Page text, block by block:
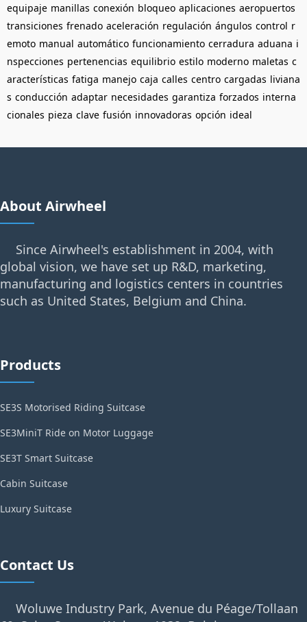
equipaje manillas conexión bloqueo aplicaciones aeropuertos
transiciones frenado aceleración regulación ángulos control r
emoto manual automático funcionamiento cerradura aduana i
nspecciones pertenencias equilibrio estilo moderno maletas c
aracterísticas fatiga manejo caja calles centro cargadas liviana
s conducción adaptar necesidades garantiza forzados interna
cionales pieza clave fusión innovadoras opción ideal
About Airwheel
Since Airwheel's establishment in 2004, with
global vision, we have set up R&D, marketing,
manufacturing and logistics centers in countries
such as United States, Belgium and China.
Products
SE3S Motorised Riding Suitcase
SE3MiniT Ride on Motor Luggage
SE3T Smart Suitcase
Cabin Suitcase
Luxury Suitcase
Contact Us
Woluwe Industry Park, Avenue du Péage/Tollaan